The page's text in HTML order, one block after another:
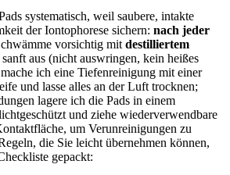
systematisch,⁤ weil‍ saubere, intakte‌
der Iontophorese sichern: nach‌ jeder
vorsichtig mit destilliertem
aus (nicht auswringen, kein ‌heißes
⁤ mache​ ich ‌eine Tiefenreinigung mit einer⁢
und⁤ lasse ‍alles an der⁢ Luft⁢ trocknen;
lagere ich⁤ die Pads in einem
und ziehe wiederverwendbare
um Verunreinigungen zu
die Sie leicht übernehmen können,
gepackt: